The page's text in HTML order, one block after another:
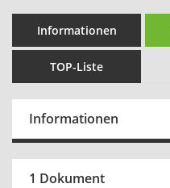
Informationen
TOP-Liste
Informationen
1 Dokument